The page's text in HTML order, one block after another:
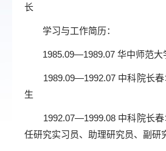
长
学习与工作简历：
1985.09—1989.07 华中师范大
1989.09—1992.07 中科院长春
生
1992.07—1999.08 中科院长春
任研究实习员、助理研究员、副研